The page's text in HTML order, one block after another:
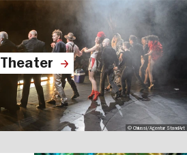
Theater
© Chiussi/Agentur StandArt